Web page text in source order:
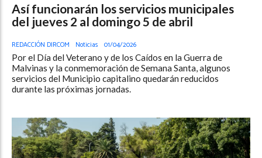
Así funcionarán los servicios municipales
del jueves 2 al domingo 5 de abril
REDACCIÓN DIRCOM Noticias 01/04/2026
Por el Día del Veterano y de los Caídos en la Guerra de
Malvinas y la conmemoración de Semana Santa, algunos
servicios del Municipio capitalino quedarán reducidos
durante las próximas jornadas.